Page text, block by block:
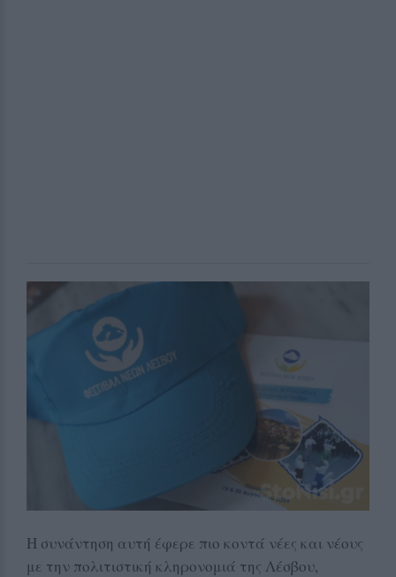
Η συνάντηση αυτή έφερε πιο κοντά νέες και νέους
με την πολιτιστική κληρονομιά της Λέσβου,